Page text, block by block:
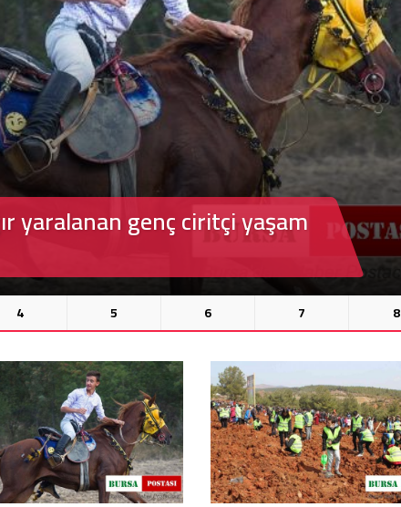
250 sedir fidanını toprakla
4 5 6 7 8
Bursa’da cadde
kavga